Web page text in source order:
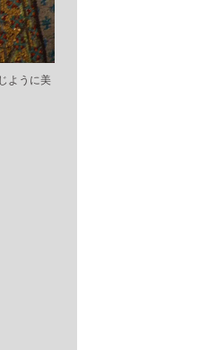
ように美